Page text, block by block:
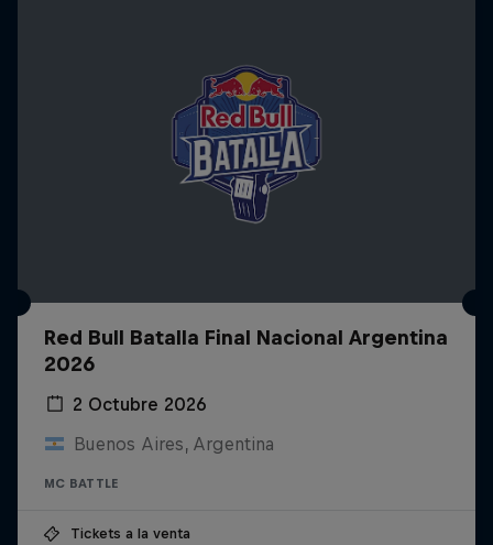
Red Bull Batalla Final Nacional Argentina
2026
2 Octubre 2026
Buenos Aires, Argentina
MC BATTLE
Tickets a la venta